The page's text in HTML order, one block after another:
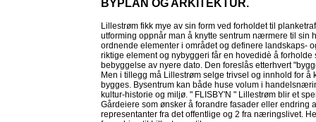
BYPLAN OG ARKITEKTUR.
Lillestrøm fikk mye av sin form ved forholdet til
utforming oppnår man å knytte sentrum nærmere til
ordnende elementer i området og definere landskaps-
riktige element og nybyggeri får en hovedidè å
bebyggelse av nyere dato. Den foreslås etterhvert
Men i tillegg må Lillestrøm selge trivsel og innhold for
bygges. Bysentrum kan både huse volum i
kultur-historie og miljø. " FLISBY'N " Lillestrøm blir et
Gårdeiere som ønsker å forandre fasader eller endring
representanter fra det offentlige og 2 fra næringslivet.